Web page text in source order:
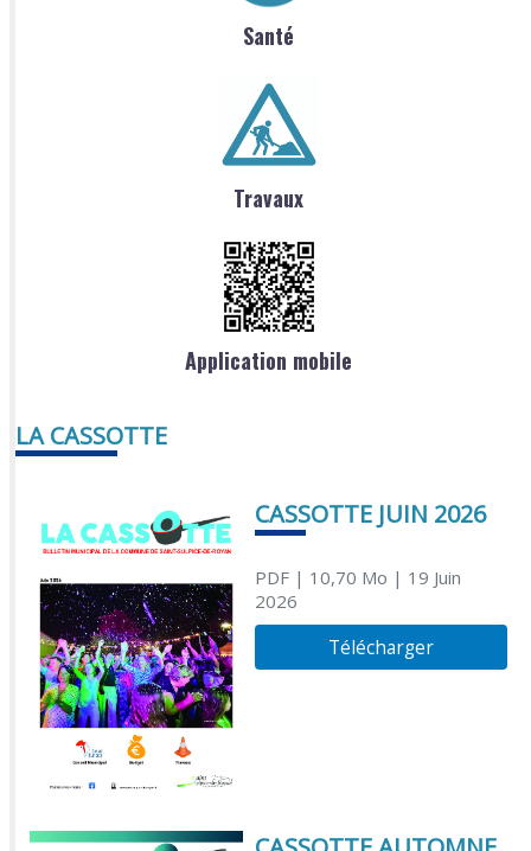
Santé
Travaux
Application mobile
LA CASSOTTE
CASSOTTE JUIN 2026
PDF| 10,70 Mo | 19 Juin
2026
Télécharger